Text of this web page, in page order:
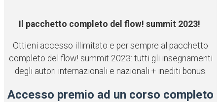
Il pacchetto completo del flow! summit 2023!
Ottieni accesso illimitato e per sempre al pacchetto
completo del flow! summit 2023: tutti gli insegnamenti
degli autori internazionali e nazionali + inediti bonus.
Accesso premio ad un corso completo